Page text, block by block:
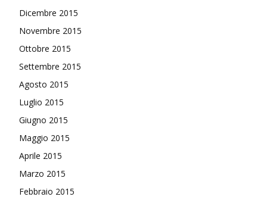
Dicembre 2015
Novembre 2015
Ottobre 2015
Settembre 2015
Agosto 2015
Luglio 2015
Giugno 2015
Maggio 2015
Aprile 2015
Marzo 2015
Febbraio 2015